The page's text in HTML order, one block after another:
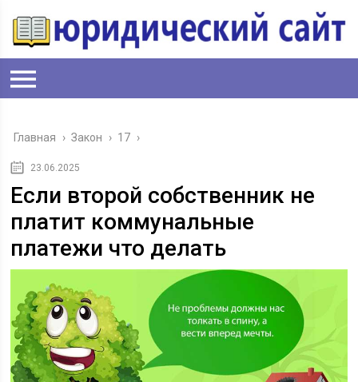
Главная › Закон › 17 ›
23.06.2025
Если второй собственник не
платит коммунальные
платежи что делать